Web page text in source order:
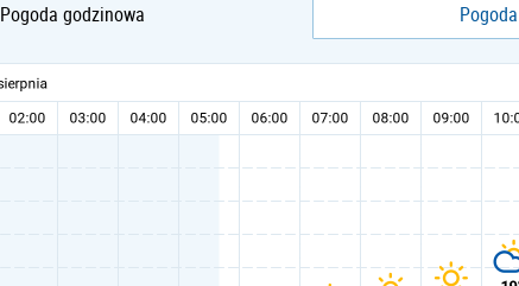
Pogoda godzinowa